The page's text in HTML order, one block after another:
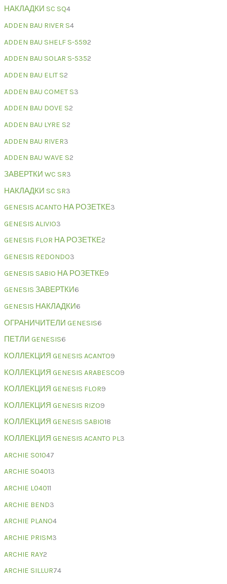
НАКЛАДКИ SC SQ4
ADDEN BAU RIVER S4
ADDEN BAU SHELF S-5592
ADDEN BAU SOLAR S-5352
ADDEN BAU ELIT S2
ADDEN BAU COMET S3
ADDEN BAU DOVE S2
ADDEN BAU LYRE S2
ADDEN BAU RIVER3
ADDEN BAU WAVE S2
ЗАВЕРТКИ WC SR3
НАКЛАДКИ SC SR3
GENESIS ACANTO НА РОЗЕТКЕ3
GENESIS ALIVIO3
GENESIS FLOR НА РОЗЕТКЕ2
GENESIS REDONDO3
GENESIS SABIO НА РОЗЕТКЕ9
GENESIS ЗАВЕРТКИ6
GENESIS НАКЛАДКИ6
ОГРАНИЧИТЕЛИ GENESIS6
ПЕТЛИ GENESIS6
КОЛЛЕКЦИЯ GENESIS ACANTO9
КОЛЛЕКЦИЯ GENESIS ARABESCO9
КОЛЛЕКЦИЯ GENESIS FLOR9
КОЛЛЕКЦИЯ GENESIS RIZO9
КОЛЛЕКЦИЯ GENESIS SABIO18
КОЛЛЕКЦИЯ GENESIS ACANTO PL3
ARCHIE S01047
ARCHIE S04013
ARCHIE L04011
ARCHIE BEND3
ARCHIE PLANO4
ARCHIE PRISM3
ARCHIE RAY2
ARCHIE SILLUR74